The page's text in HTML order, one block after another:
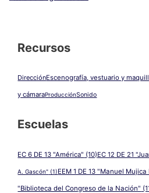
Recursos
DirecciónEscenografía, vestuario y
y cámaraProducciónSonido
Escuelas
EC 6 DE 13 "América" (10)EC 12 DE 21
A. Gascón" (1)EEM 1 DE 13 "Manuel
"Biblioteca del Congreso de la Nación"